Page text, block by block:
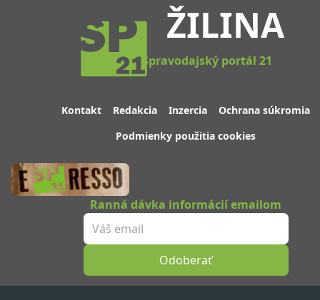
ŽILINA
Spravodajský portál 21
Kontakt Redakcia Inzercia
Ochrana súkromia
Podmienky použitia cookies
Ranná dávka informácií emailom
Odoberať